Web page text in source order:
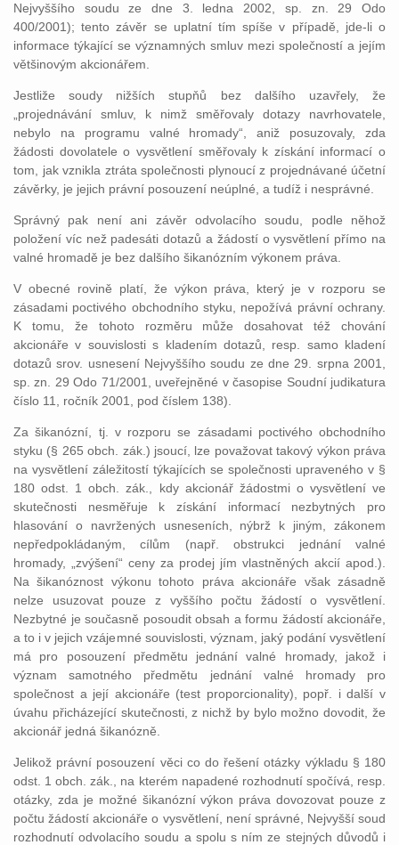
Nejvyššího soudu ze dne 3. ledna 2002, sp. zn. 29 Odo
400/2001); tento závěr se uplatní tím spíše v případě, jde-li o
informace týkající se významných smluv mezi společností a jejím
většinovým akcionářem.
Jestliže soudy nižších stupňů bez dalšího uzavřely, že
„projednávání smluv, k nimž směřovaly dotazy navrhovatele,
nebylo na programu valné hromady“, aniž posuzovaly, zda
žádosti dovolatele o vysvětlení směřovaly k získání informací o
tom, jak vznikla ztráta společnosti plynoucí z projednávané účetní
závěrky, je jejich právní posouzení neúplné, a tudíž i nesprávné.
Správný pak není ani závěr odvolacího soudu, podle něhož
položení víc než padesáti dotazů a žádostí o vysvětlení přímo na
valné hromadě je bez dalšího šikanózním výkonem práva.
V obecné rovině platí, že výkon práva, který je v rozporu se
zásadami poctivého obchodního styku, nepožívá právní ochrany.
K tomu, že tohoto rozměru může dosahovat též chování
akcionáře v souvislosti s kladením dotazů, resp. samo kladení
dotazů srov. usnesení Nejvyššího soudu ze dne 29. srpna 2001,
sp. zn. 29 Odo 71/2001, uveřejněné v časopise Soudní judikatura
číslo 11, ročník 2001, pod číslem 138).
Za šikanózní, tj. v rozporu se zásadami poctivého obchodního
styku (§ 265 obch. zák.) jsoucí, lze považovat takový výkon práva
na vysvětlení záležitostí týkajících se společnosti upraveného v §
180 odst. 1 obch. zák., kdy akcionář žádostmi o vysvětlení ve
skutečnosti nesměřuje k získání informací nezbytných pro
hlasování o navržených usneseních, nýbrž k jiným, zákonem
nepředpokládaným, cílům (např. obstrukci jednání valné
hromady, „zvýšení“ ceny za prodej jím vlastněných akcií apod.).
Na šikanóznost výkonu tohoto práva akcionáře však zásadně
nelze usuzovat pouze z vyššího počtu žádostí o vysvětlení.
Nezbytné je současně posoudit obsah a formu žádostí akcionáře,
a to i v jejich vzájemné souvislosti, význam, jaký podání vysvětlení
má pro posouzení předmětu jednání valné hromady, jakož i
význam samotného předmětu jednání valné hromady pro
společnost a její akcionáře (test proporcionality), popř. i další v
úvahu přicházející skutečnosti, z nichž by bylo možno dovodit, že
akcionář jedná šikanózně.
Jelikož právní posouzení věci co do řešení otázky výkladu § 180
odst. 1 obch. zák., na kterém napadené rozhodnutí spočívá, resp.
otázky, zda je možné šikanózní výkon práva dovozovat pouze z
počtu žádostí akcionáře o vysvětlení, není správné, Nejvyšší soud
rozhodnutí odvolacího soudu a spolu s ním ze stejných důvodů i